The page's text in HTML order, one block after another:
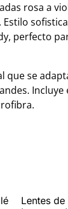
rosa a
perfecto
que se
Incluye
Lentes